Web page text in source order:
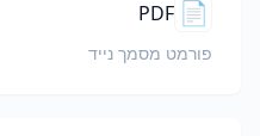
📄
PDF
פורמט מסמך נייד